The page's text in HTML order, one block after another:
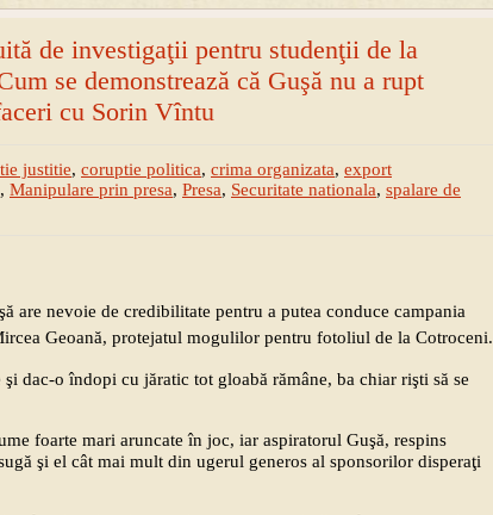
de investigaţii pentru studenţii de la
se demonstrează că Guşă nu a rupt
cu Sorin Vîntu
justitie, coruptie politica, crima organizata, export
, Manipulare prin presa, Presa, Securitate nationala, spalare de
are nevoie de credibilitate pentru a putea conduce campania
Geoană, protejatul mogulilor pentru fotoliul de la Cotroceni.
şi dac-o îndopi cu jăratic tot gloabă rămâne, ba chiar rişti să se
foarte mari aruncate în joc, iar aspiratorul Guşă, respins
şi el cât mai mult din ugerul generos al sponsorilor disperaţi